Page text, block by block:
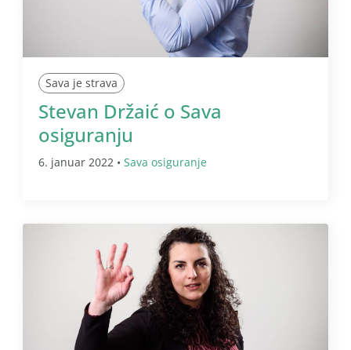
Sava je strava
Stevan Držaić o Sava
osiguranju
6. januar 2022 • Sava osiguranje